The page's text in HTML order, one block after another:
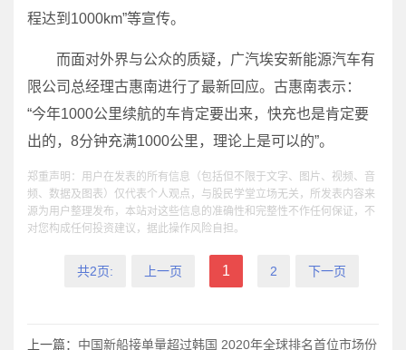
程达到1000km”等宣传。
而面对外界与公众的质疑，广汽埃安新能源汽车有
限公司总经理古惠南进行了最新回应。古惠南表示：
“今年1000公里续航的车肯定要出来，快充也是肯定要
出的，8分钟充满1000公里，理论上是可以的”。
郑重声明：用户在发表的所有信息（包括但不限于文字、图片、视频、音
频、数据及图表）仅代表个人观点，与股民学堂立场无关，所发表内容来
源为用户整理发布，本站对这些信息的准确性和完整性不作任何保证，不
对您构成任何投资建议，据此操作风险自担。
共2页: 上一页 1 2 下一页
上一篇： 中国新船接单量超过韩国 2020年全球排名首位市场份